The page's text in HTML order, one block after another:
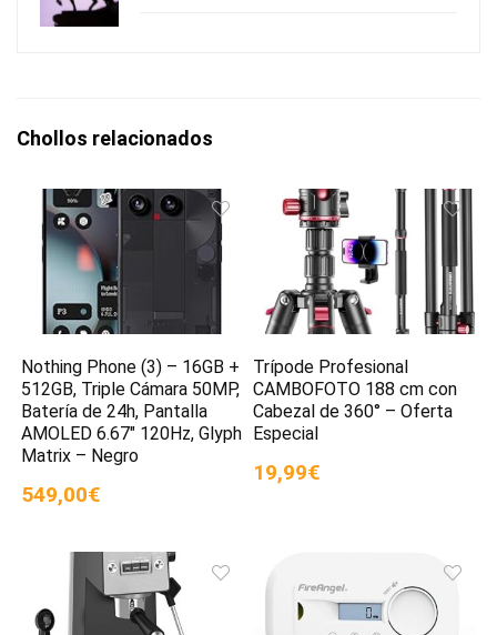
Chollos relacionados
Nothing Phone (3) – 16GB +
512GB, Triple Cámara 50MP,
Batería de 24h, Pantalla
AMOLED 6.67″ 120Hz, Glyph
Matrix – Negro
549,00€
Trípode Profesional
CAMBOFOTO 188 cm con
Cabezal de 360° – Oferta
Especial
19,99€